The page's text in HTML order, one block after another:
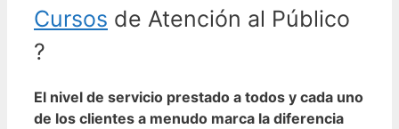
Cursos de Atención al Público
?
El nivel de servicio prestado a todos y cada uno
de los clientes a menudo marca la diferencia